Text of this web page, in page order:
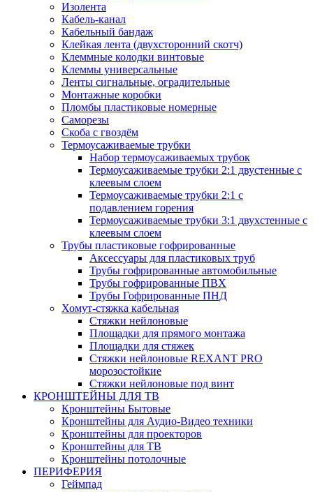
Изолента
Кабель-канал
Кабельный бандаж
Клейкая лента (двухсторонний скотч)
Клеммные колодки винтовые
Клеммы универсальные
Ленты сигнальные, оградительные
Монтажные коробки
Пломбы пластиковые номерные
Саморезы
Скоба с гвоздём
Термоусаживаемые трубки
Набор термоусаживаемых трубок
Термоусаживаемые трубки 2:1 двустенные с
клеевым слоем
Термоусаживаемые трубки 2:1 с
подавлением горения
Термоусаживаемые трубки 3:1 двухстенные с
клеевым слоем
Трубы пластиковые гофрированные
Аксессуары для пластиковых труб
Трубы гофрированные автомобильные
Трубы гофрированные ПВХ
Трубы Гофрированные ПНД
Хомут-стяжка кабельная
Cтяжки нейлоновые
Площадки для прямого монтажа
Площадки для стяжек
Стяжки нейлоновые REXANT PRO
морозостойкие
Стяжки нейлоновые под винт
КРОНШТЕЙНЫ ДЛЯ ТВ
Кронштейны Бытовые
Кронштейны для Аудио-Видео техники
Кронштейны для проекторов
Кронштейны для ТВ
Кронштейны потолочные
ПЕРИФЕРИЯ
Геймпад